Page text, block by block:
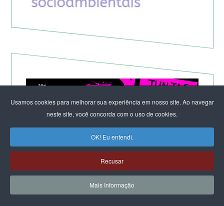
Usamos cookies para melhorar sua experiência em nosso site. Ao navegar
neste site, você concorda com o uso de cookies.
OK! Eu entendi.
Recusar
Mais Informação
Teocracia à brasileira